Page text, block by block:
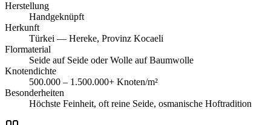
Herstellung
Handgeknüpft
Herkunft
Türkei — Hereke, Provinz Kocaeli
Flormaterial
Seide auf Seide oder Wolle auf Baumwolle
Knotendichte
500.000 – 1.500.000+ Knoten/m²
Besonderheiten
Höchste Feinheit, oft reine Seide, osmanische Hoftradition